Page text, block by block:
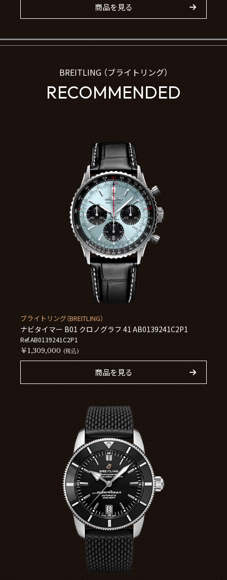
商品を見る
BREITLING （ブライトリング）
RECOMMENDED
ブライトリング（BREITLING）
ナビタイマー B01 クロノグラフ 41 AB0139241C2P1
Ref.AB0139241C2P1
￥1,309,000 (税込)
商品を見る